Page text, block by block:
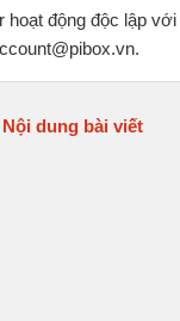
động độc lập
Nội dung bài viết